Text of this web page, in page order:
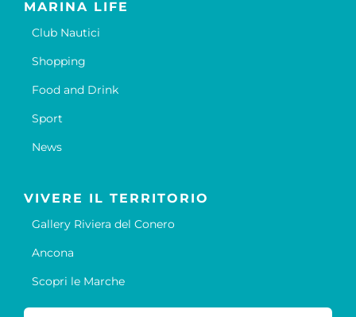
MARINA LIFE
Club Nautici
Shopping
Food and Drink
Sport
News
VIVERE IL TERRITORIO
Gallery Riviera del Conero
Ancona
Scopri le Marche